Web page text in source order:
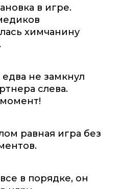
в игре.
химчанину
не замкнул
слева.
равная игра без
в порядке, он